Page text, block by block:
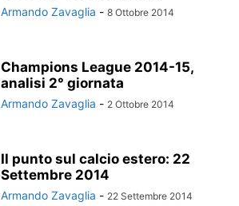
Armando Zavaglia - 8 Ottobre 2014
Champions League 2014-15,
analisi 2° giornata
Armando Zavaglia - 2 Ottobre 2014
Il punto sul calcio estero: 22
Settembre 2014
Armando Zavaglia - 22 Settembre 2014